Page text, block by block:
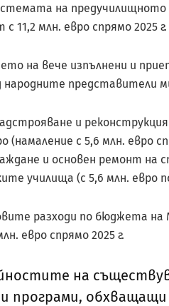
на предучилищното
11,2 млн. евро спрямо 2025 г.
на вече изпълнени и
народните представители
и
(намаление с 5,6 млн. евро
и основен ремонт на
училища (с 5,6 млн. евро
разходи по бюджета
евро спрямо 2025 г.
на
програми, обхващащи